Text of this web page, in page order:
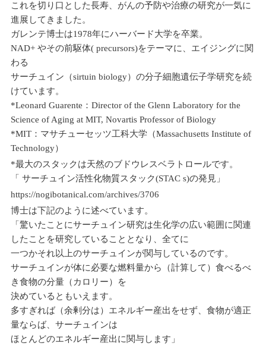
これを切り口とした長寿、がんの予防や治療の研究が一気に
進展してきました。
ガレンテ博士は1978年にハーバード大学を卒業。
NAD+ やその前駆体( precursors)をテーマに、エイジングに関
わる
サーチュイン（sirtuin biology）の分子細胞遺伝子学研究を続
けています。
*Leonard Guarente：Director of the Glenn Laboratory for the
Science of Aging at MIT, Novartis Professor of Biology
*MIT：マサチューセッツ工科大学（Massachusetts Institute of
Technology）
*最大のスタックは天然のブドウレスベラトロールです。
「 サーチュイン活性化物質スタック(STAC s)の発見」
https://nogibotanical.com/archives/3706
博士は下記のように述べています。
「驚いたことにサーチュイン研究は生化学の広い範囲に関連
したことを研究していることとなり、全てに
一つかそれ以上のサーチュインが関与しているのです。
サーチュインが体に必要な燃料量から（計算して）食べるべ
き食物の分量（カロリー）を
決めているともいえます。
多すぎれば（余剰分は）エネルギー産出をせず、食物が適正
量ならば、サーチュインは
ほとんどのエネルギー産出に関与します」